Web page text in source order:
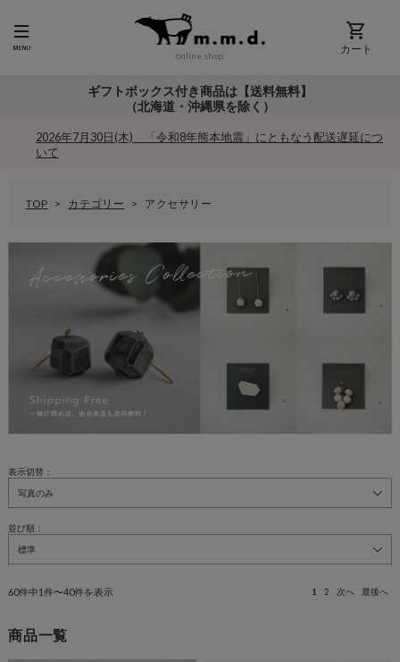
online shop カート
ギフトボックス付き商品は【送料無料】
（北海道・沖縄県を除く）
2026年7月30日(木) 「令和8年熊本地震」にともなう配送遅延につ
いて
TOP カテゴリー アクセサリー
表示切替：
並び順：
60件中1件〜40件を表示 1 2 次へ 最後へ
商品一覧